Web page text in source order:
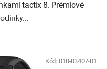
tactix 8. Prémiové
Kód: 010-03407-01